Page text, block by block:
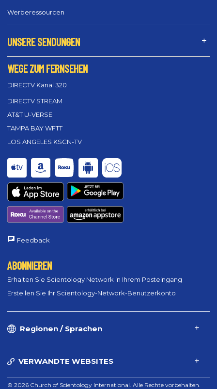
Werberessourcen
UNSERE SENDUNGEN
WEGE ZUM FERNSEHEN
DIRECTV Kanal 320
DIRECTV STREAM
AT&T U-VERSE
TAMPA BAY WFTT
LOS ANGELES KSCN-TV
Feedback
ABONNIEREN
Erhalten Sie Scientology Network in Ihrem Posteingang
Erstellen Sie Ihr Scientology-Network-Benutzerkonto
Regionen / Sprachen
VERWANDTE WEBSITES
© 2026 Church of Scientology International. Alle Rechte vorbehalten.